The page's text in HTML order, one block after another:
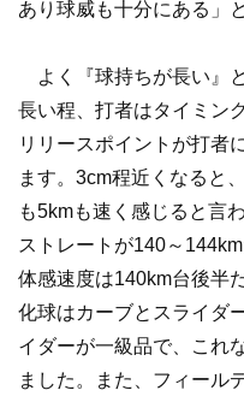
あり球威も十分にある」
よく『球持ちが長い』
長い程、打者はタイミン
リリースポイントが打者
ます。3cm程近くなると
も5kmも速く感じると言
ストレートが140～
体感速度は140km台後半
化球はカーブとスライダ
イダーが一級品で、これ
ました。また、フィール